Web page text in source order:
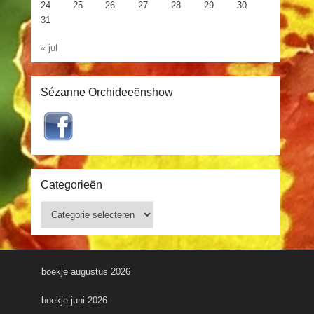
24 25 26 27 28 29
30
31
« jul
Sézanne Orchideeënshow
Categorieën
boekje augustus 2026
boekje juni 2026